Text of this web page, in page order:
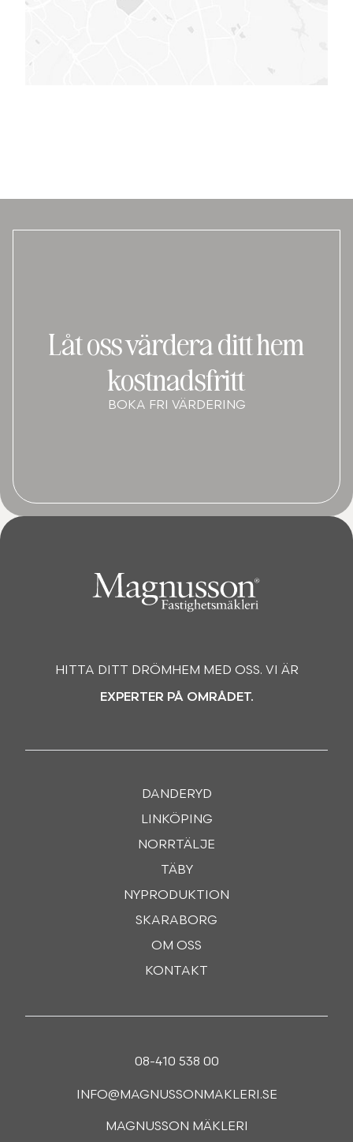
Låt oss värdera ditt hem
kostnadsfritt
BOKA FRI VÄRDERING
HITTA DITT DRÖMHEM MED OSS. VI ÄR
EXPERTER PÅ OMRÅDET.
DANDERYD
LINKÖPING
NORRTÄLJE
TÄBY
NYPRODUKTION
SKARABORG
OM OSS
KONTAKT
08-410 538 00
INFO@MAGNUSSONMAKLERI.SE
MAGNUSSON MÄKLERI